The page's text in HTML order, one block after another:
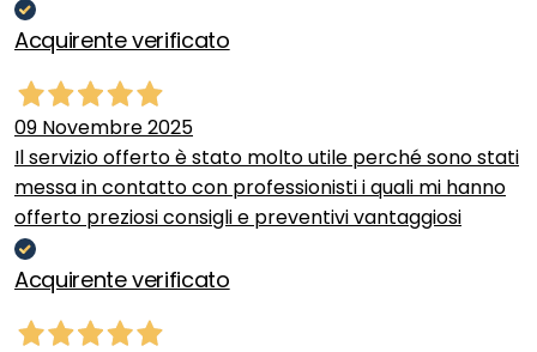
Acquirente verificato
09 Novembre 2025
Il servizio offerto è stato molto utile perché sono stati
messa in contatto con professionisti i quali mi hanno
offerto preziosi consigli e preventivi vantaggiosi
Acquirente verificato